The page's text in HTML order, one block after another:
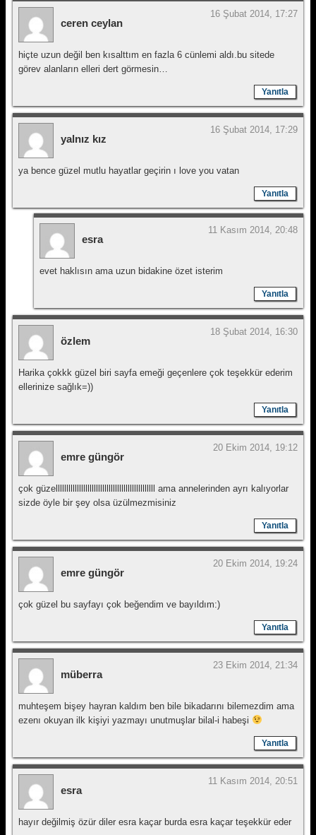
ceren ceylan
16 Şubat 2014, 17:27
hiçte uzun değil ben kısalttım en fazla 6 cünlemi aldı.bu sitede
görev alanların elleri dert görmesin…
Yanıtla
yalnız kız
16 Şubat 2014, 17:29
ya bence güzel mutlu hayatlar geçirin ı love you vatan
Yanıtla
esra
11 Kasım 2014, 20:48
evet haklısın ama uzun bidakine özet isterim
Yanıtla
özlem
18 Şubat 2014, 16:30
Harika çokkk güzel biri sayfa emeği geçenlere çok teşekkür ederim
ellerinize sağlık=))
Yanıtla
emre güngör
20 Ekim 2014, 19:12
çok güzelllllllllllllllllllllllllllllllllllllllllllllll ama annelerinden ayrı kalıyorlar
sizde öyle bir şey olsa üzülmezmisiniz
Yanıtla
emre güngör
20 Ekim 2014, 19:24
çok güzel bu sayfayı çok beğendim ve bayıldım:)
Yanıtla
müberra
23 Ekim 2014, 21:34
muhteşem bişey hayran kaldım ben bile bikadarını bilemezdim ama
ezenı okuyan ilk kişiyi yazmayı unutmuşlar bilal-i habeşi
Yanıtla
esra
11 Kasım 2014, 20:51
hayır değilmiş özür diler esra kaçar burda esra kaçar teşekkür eder